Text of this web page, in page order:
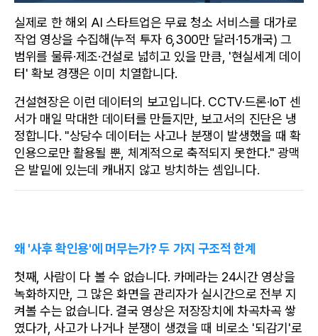
실제로 한 해외 AI 스타트업은 무료 청소 서비스를 대가로
작업 영상을 수집해(누적 투자 6,300만 달러·15개국) 그
범위를 물류·제조·건설로 넓히고 있을 만큼, '현실세계 데이
터' 확보 경쟁은 이미 치열합니다.
건설현장은 이런 데이터의 보고입니다. CCTV·드론·IoT 센
서가 매일 막대한 데이터를 만들지만, 보고서의 진단은 냉
정합니다. "상당수 데이터는 사고나 분쟁이 발생했을 때 확
인용으로만 활용될 뿐, 체계적으로 축적되지 못한다." 광맥
은 발밑에 있는데 캐내지 않고 방치하는 셈입니다.
왜 '사후 확인용'에 머무는가? 두 가지 구조적 한계
첫째, 사람이 다 볼 수 없습니다. 카메라는 24시간 영상을
녹화하지만, 그 많은 화면을 관리자가 실시간으로 전부 지
켜볼 수는 없습니다. 결국 영상은 저장장치에 차곡차곡 쌓
였다가, 사고가 나거나 분쟁이 생겼을 때 비로소 '되감기'로